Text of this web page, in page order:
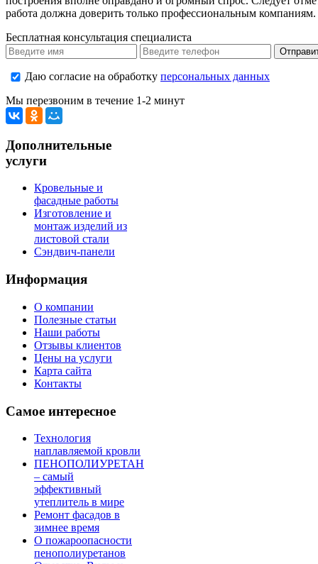
работа должна доверить только профессиональным компаниям.
Бесплатная консультация специалиста
Даю согласие на обработку персональных данных
Мы перезвоним в течение 1-2 минут
Дополнительные
услуги
Кровельные и
фасадные работы
Изготовление и
монтаж изделий из
листовой стали
Сэндвич-панели
Информация
О компании
Полезные статьи
Наши работы
Отзывы клиентов
Цены на услуги
Карта сайта
Контакты
Самое интересное
Технология
наплавляемой кровли
ПЕНОПОЛИУРЕТАН
– самый
эффективный
утеплитель в мире
Ремонт фасадов в
зимнее время
О пожароопасности
пенополиуретанов